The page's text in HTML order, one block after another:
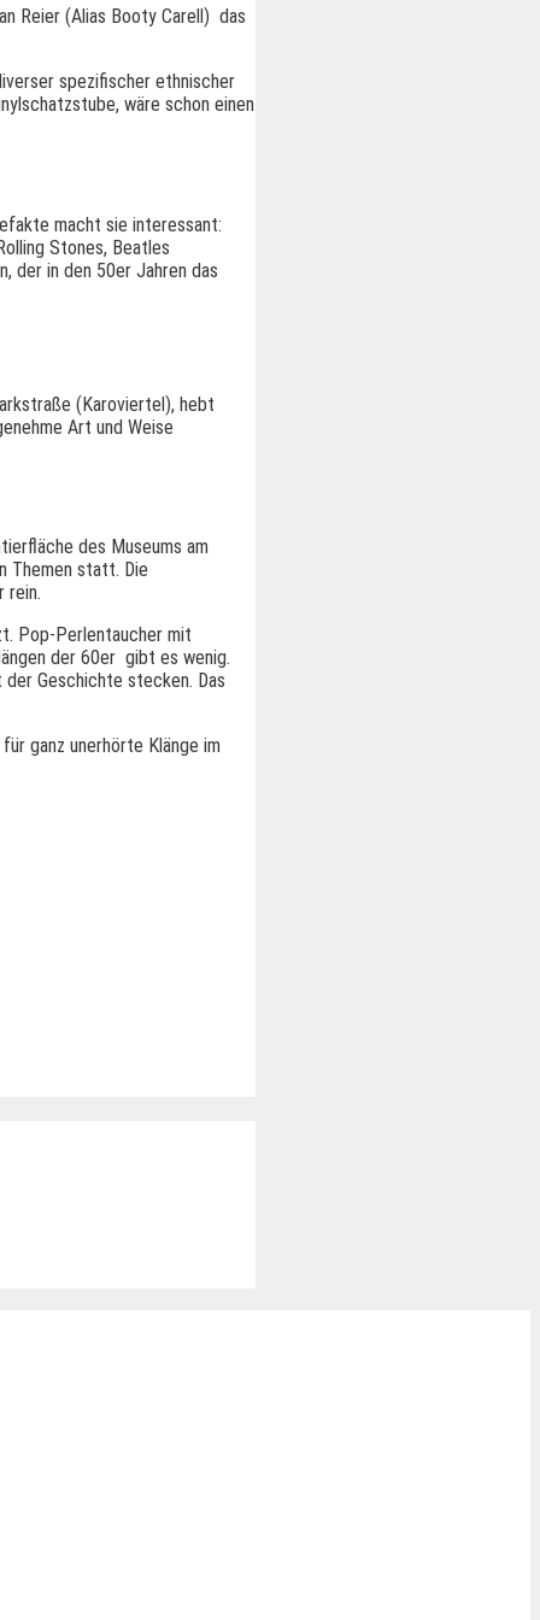
Reier (Alias Booty Carell) das
spezifischer ethnischer
wäre schon einen
macht sie interessant:
Stones, Beatles
der in den 50er Jahren das
(Karoviertel), hebt
Art und Weise
des Museums am
Themen statt. Die
rein.
Pop-Perlentaucher mit
der 60er gibt es wenig.
Geschichte stecken. Das
ganz unerhörte Klänge im